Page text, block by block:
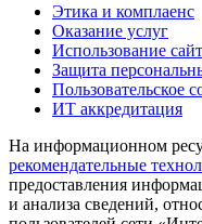
Этика и комплаенс
Оказание услуг
Использование
Защита
Пользовательское
ИТ аккредитация
На информационном
рекомендательные
предоставления
и анализа сведений,